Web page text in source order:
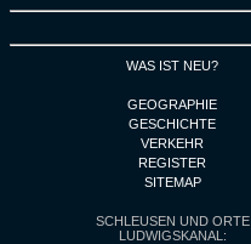
WAS IST NEU?
GEOGRAPHIE
GESCHICHTE
VERKEHR
REGISTER
SITEMAP
SCHLEUSEN UND ORTE
LUDWIGSKANAL: